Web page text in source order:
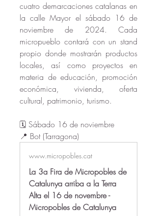
cuatro demarcaciones catalanas en
la calle Mayor el sábado 16 de
noviembre de 2024. Cada
micropueblo contará con un stand
propio donde mostrarán productos
locales, así como proyectos en
materia de educación, promoción
económica, vivienda, oferta
cultural, patrimonio, turismo.
🗓️ Sábado 16 de noviembre
📍 Bot (Tarragona)
www.micropobles.cat
La 3a Fira de Micropobles de
Catalunya arriba a la Terra
Alta el 16 de novembre -
Micropobles de Catalunya